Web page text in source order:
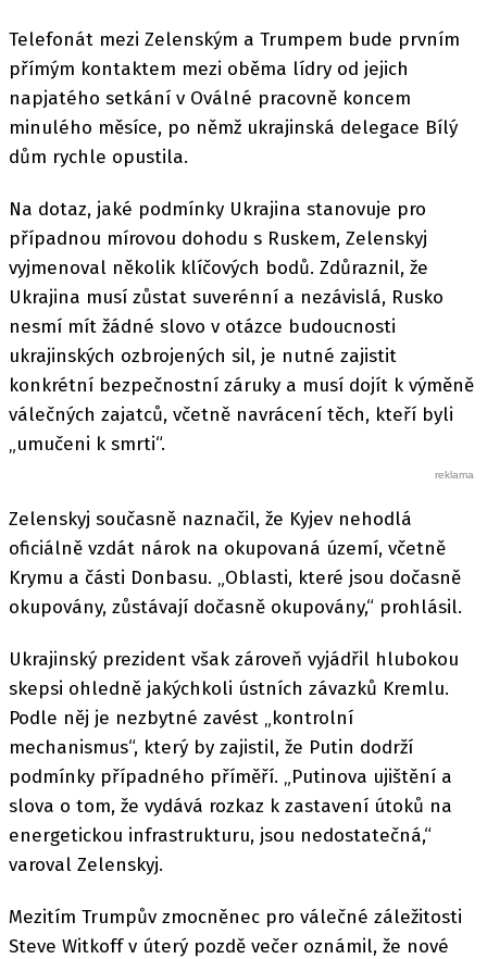
Telefonát mezi Zelenským a Trumpem bude prvním
přímým kontaktem mezi oběma lídry od jejich
napjatého setkání v Oválné pracovně koncem
minulého měsíce, po němž ukrajinská delegace Bílý
dům rychle opustila.
Na dotaz, jaké podmínky Ukrajina stanovuje pro
případnou mírovou dohodu s Ruskem, Zelenskyj
vyjmenoval několik klíčových bodů. Zdůraznil, že
Ukrajina musí zůstat suverénní a nezávislá, Rusko
nesmí mít žádné slovo v otázce budoucnosti
ukrajinských ozbrojených sil, je nutné zajistit
konkrétní bezpečnostní záruky a musí dojít k výměně
válečných zajatců, včetně navrácení těch, kteří byli
„umučeni k smrti“.
Zelenskyj současně naznačil, že Kyjev nehodlá
oficiálně vzdát nárok na okupovaná území, včetně
Krymu a části Donbasu. „Oblasti, které jsou dočasně
okupovány, zůstávají dočasně okupovány,“ prohlásil.
Ukrajinský prezident však zároveň vyjádřil hlubokou
skepsi ohledně jakýchkoli ústních závazků Kremlu.
Podle něj je nezbytné zavést „kontrolní
mechanismus“, který by zajistil, že Putin dodrží
podmínky případného příměří. „Putinova ujištění a
slova o tom, že vydává rozkaz k zastavení útoků na
energetickou infrastrukturu, jsou nedostatečná,“
varoval Zelenskyj.
Mezitím Trumpův zmocněnec pro válečné záležitosti
Steve Witkoff v úterý pozdě večer oznámil, že nové